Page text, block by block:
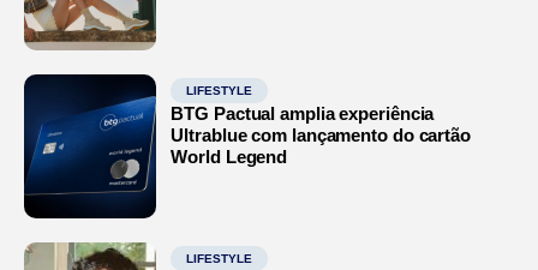
LIFESTYLE
BTG Pactual amplia experiência
Ultrablue com lançamento do cartão
World Legend
LIFESTYLE